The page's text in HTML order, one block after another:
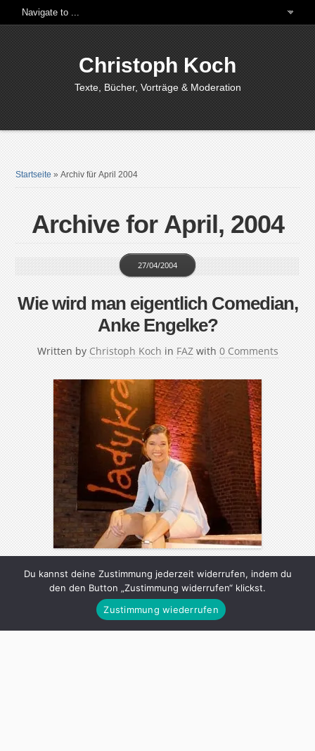
Christoph Koch
Texte, Bücher, Vorträge & Moderation
Startseite »Archiv für April 2004
Archive for April, 2004
Wie wird man eigentlich Comedian,
Anke Engelke?
Written by Christoph Koch
27/04/2004
in FAZ with 0 Comments
Sie ist spätestens seit dem Erfolg der „Wochenshow“
Deutschlands bekannteste Komikerin: Ab Mai präsentiert
die 38jährige Anke Engelke eine eigene Late-Night-
Show bei Sat.1 – auf dem mit hohen Erwartungen
Du kannst deine Zustimmung jederzeit widerrufen, indem du
den den Button „Zustimmung widerrufen“ klickst.
Zustimmung wiederrufen